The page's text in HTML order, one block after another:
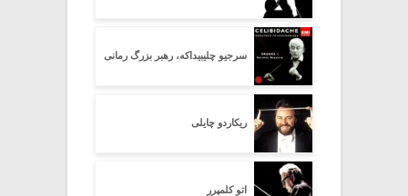
سرجیو چلیبیداکه، رهبر بزرگ رمانی
ریکاردو چایلی
اتو کلمپرر